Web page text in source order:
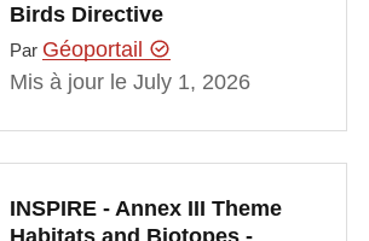
Birds Directive
Par Géoportail
Mis à jour le July 1, 2026
INSPIRE - Annex III Theme